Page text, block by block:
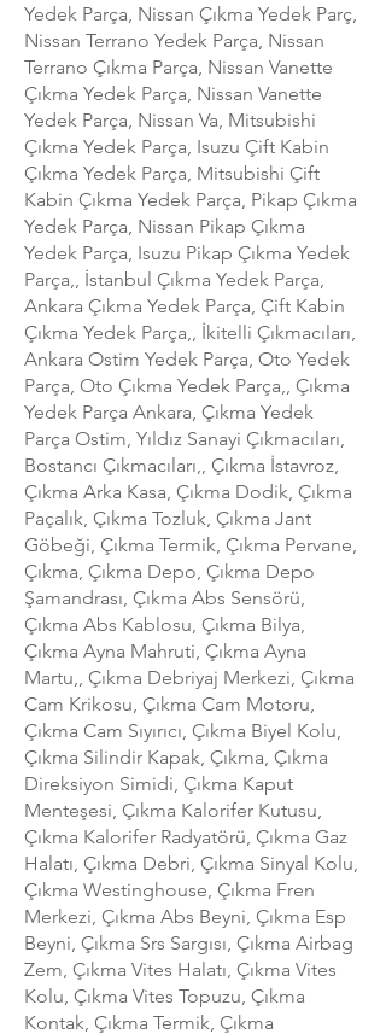
Yedek Parça, Nissan Çıkma Yedek Parç,
Nissan Terrano Yedek Parça, Nissan
Terrano Çıkma Parça, Nissan Vanette
Çıkma Yedek Parça, Nissan Vanette
Yedek Parça, Nissan Va, Mitsubishi
Çıkma Yedek Parça, Isuzu Çift Kabin
Çıkma Yedek Parça, Mitsubishi Çift
Kabin Çıkma Yedek Parça, Pikap Çıkma
Yedek Parça, Nissan Pikap Çıkma
Yedek Parça, Isuzu Pikap Çıkma Yedek
Parça,, İstanbul Çıkma Yedek Parça,
Ankara Çıkma Yedek Parça, Çift Kabin
Çıkma Yedek Parça,, İkitelli Çıkmacıları,
Ankara Ostim Yedek Parça, Oto Yedek
Parça, Oto Çıkma Yedek Parça,, Çıkma
Yedek Parça Ankara, Çıkma Yedek
Parça Ostim, Yıldız Sanayi Çıkmacıları,
Bostancı Çıkmacıları,, Çıkma İstavroz,
Çıkma Arka Kasa, Çıkma Dodik, Çıkma
Paçalık, Çıkma Tozluk, Çıkma Jant
Göbeği, Çıkma Termik, Çıkma Pervane,
Çıkma, Çıkma Depo, Çıkma Depo
Şamandrası, Çıkma Abs Sensörü,
Çıkma Abs Kablosu, Çıkma Bilya,
Çıkma Ayna Mahruti, Çıkma Ayna
Martu,, Çıkma Debriyaj Merkezi, Çıkma
Cam Krikosu, Çıkma Cam Motoru,
Çıkma Cam Sıyırıcı, Çıkma Biyel Kolu,
Çıkma Silindir Kapak, Çıkma, Çıkma
Direksiyon Simidi, Çıkma Kaput
Menteşesi, Çıkma Kalorifer Kutusu,
Çıkma Kalorifer Radyatörü, Çıkma Gaz
Halatı, Çıkma Debri, Çıkma Sinyal Kolu,
Çıkma Westinghouse, Çıkma Fren
Merkezi, Çıkma Abs Beyni, Çıkma Esp
Beyni, Çıkma Srs Sargısı, Çıkma Airbag
Zem, Çıkma Vites Halatı, Çıkma Vites
Kolu, Çıkma Vites Topuzu, Çıkma
Kontak, Çıkma Termik, Çıkma